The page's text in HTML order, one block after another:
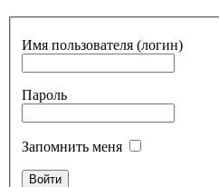
Имя пользователя (логин)
Пароль
Запомнить меня